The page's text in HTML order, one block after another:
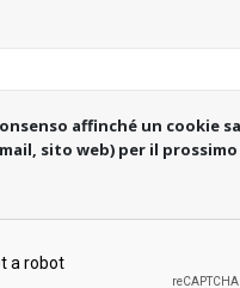
affinché un cookie
sito web) per il prossimo